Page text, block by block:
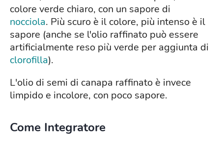
colore verde chiaro, con un sapore di
nocciola. Più scuro è il colore, più intenso è il
sapore (anche se l'olio raffinato può essere
artificialmente reso più verde per aggiunta di
clorofilla).
L'olio di semi di canapa raffinato è invece
limpido e incolore, con poco sapore.
Come Integratore